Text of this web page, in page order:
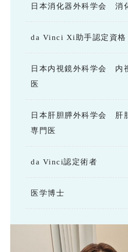
日本消化器外科学会 消
da Vinci Xi助手認定資格
日本内視鏡外科学会 内
医
日本肝胆膵外科学会 肝
専門医
da Vinci認定術者
医学博士